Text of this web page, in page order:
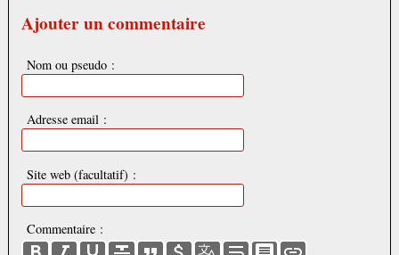
Ajouter un commentaire
Nom ou pseudo :
Adresse email :
Site web (facultatif) :
Commentaire :